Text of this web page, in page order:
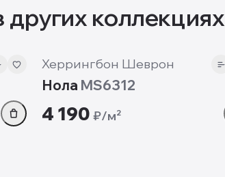
коллекциях
12 мм
Херрингбон Шеврон
Нола MS6312
4 190 ₽/м²